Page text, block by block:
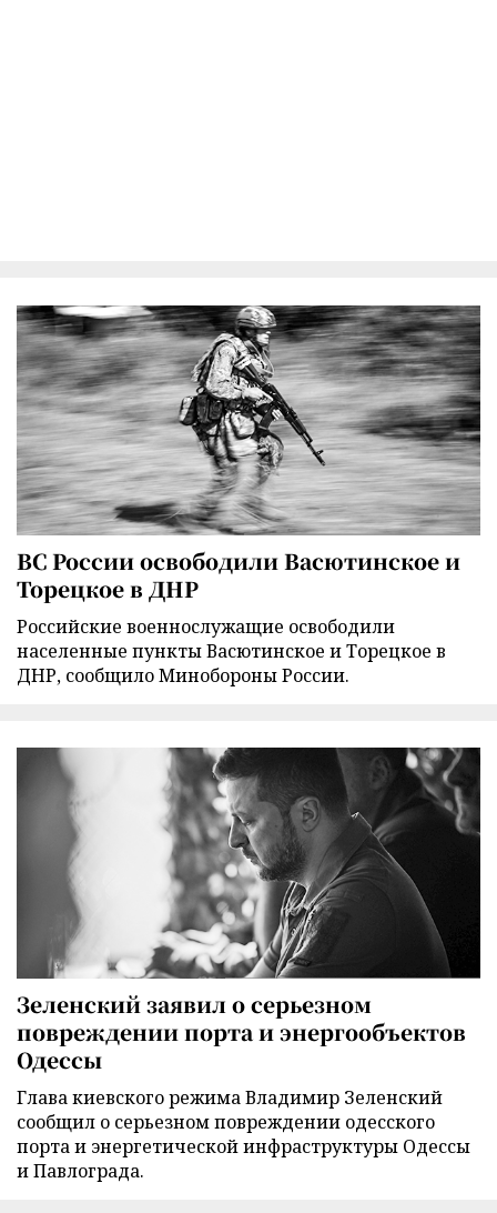
ВС России освободили Васютинское и
Торецкое в ДНР
Российские военнослужащие освободили
населенные пункты Васютинское и Торецкое в
ДНР, сообщило Минобороны России.
Зеленский заявил о серьезном
повреждении порта и энергообъектов
Одессы
Глава киевского режима Владимир Зеленский
сообщил о серьезном повреждении одесского
порта и энергетической инфраструктуры Одессы
и Павлограда.